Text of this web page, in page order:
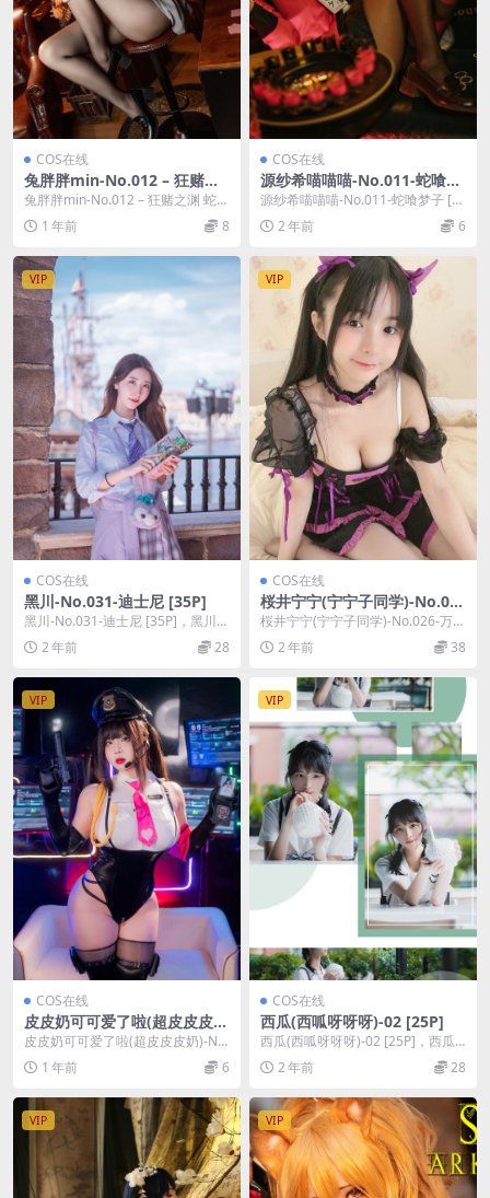
COS在线
兔胖胖min-No.012 – 狂赌之
渊 蛇喰梦子 [40P]
兔胖胖min-No.012 – 狂赌之渊 蛇喰
梦子 [40P]，兔胖胖min在线...
1 年前 8
COS在线
源纱希喵喵喵-No.011-蛇喰梦
子 [17P]
源纱希喵喵喵-No.011-蛇喰梦子 [1
7P]，源纱希喵喵喵在线作品导航：
源纱...2 年前 6
VIP
COS在线
黑川-No.031-迪士尼 [35P]
黑川-No.031-迪士尼 [35P]，黑川在
线作品导航：黑川套图合集。
2 年前 28
VIP
COS在线
桜井宁宁(宁宁子同学)-No.02
6-万圣节小恶魔 [43P]
桜井宁宁(宁宁子同学)-No.026-万圣
节小恶魔 [43P]，桜井宁宁(宁宁
子...2 年前 38
VIP
COS在线
皮皮奶可可爱了啦(超皮皮皮
奶)-No.054 – 宇都宫沙希 [38
P 1V]
皮皮奶可可爱了啦(超皮皮皮奶)-No.
054 – 宇都宫沙希 [38P 1V]，...
1 年前 6
VIP
COS在线
西瓜(西呱呀呀呀)-02 [25P]
西瓜(西呱呀呀呀)-02 [25P]，西瓜
(西呱呀呀呀)在线作品导航：西瓜
(西呱...
2 年前 28
VIP VIP